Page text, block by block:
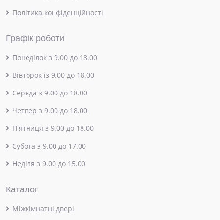
Політика конфіденційності
Графік роботи
Понеділок з 9.00 до 18.00
Вівторок із 9.00 до 18.00
Середа з 9.00 до 18.00
Четвер з 9.00 до 18.00
П'ятниця з 9.00 до 18.00
Субота з 9.00 до 17.00
Неділя з 9.00 до 15.00
Каталог
Міжкімнатні двері